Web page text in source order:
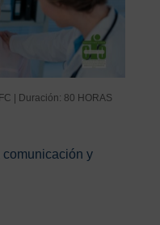
| Duración: 80 HORAS
comunicación y